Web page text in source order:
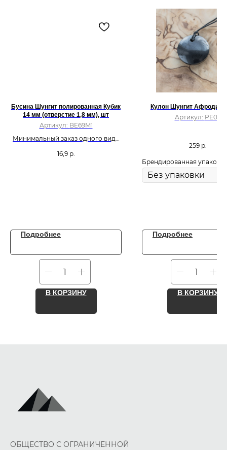
Бусина Шунгит полированная Кубик
14 мм (отверстие 1,8 мм), шт
Артикул: BE69M1
Минимальный заказ одного вида
16,9 р.
Подробнее
В КОРЗИНУ
Кулон Шунгит
Артикул: PE09
259 р.
Брендированная упаковка
Подробнее
В КОРЗИНУ
ОБЩЕСТВО С ОГРАНИЧЕННОЙ